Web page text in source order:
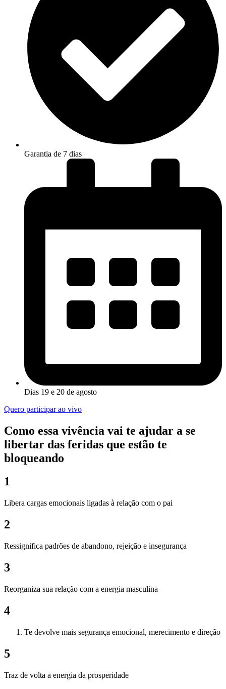
Garantia de 7 dias
Dias 19 e 20 de agosto
Quero participar ao vivo
Como essa vivência vai te ajudar a se
libertar das feridas que estão te
bloqueando
1
Libera cargas emocionais ligadas à relação com o pai
2
Ressignifica padrões de abandono, rejeição e insegurança
3
Reorganiza sua relação com a energia masculina
4
Te devolve mais segurança emocional, merecimento e direção
5
Traz de volta a energia da prosperidade